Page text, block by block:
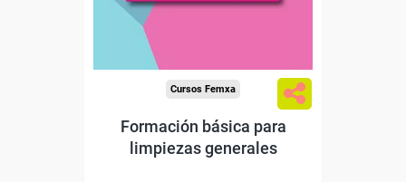
Cursos Femxa
Formación básica para
limpiezas generales